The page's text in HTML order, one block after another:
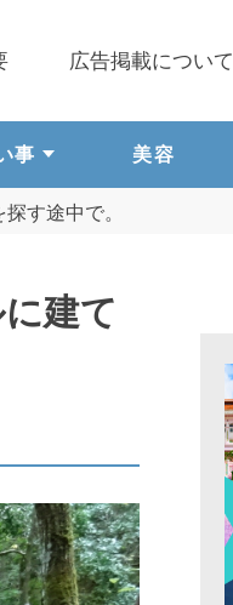
事 美容
広告掲載について
す途中で。
建て